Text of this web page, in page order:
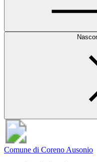
Comune di Coreno Ausonio